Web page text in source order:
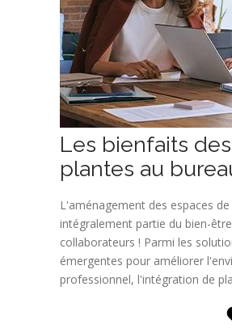
Les bienfaits des
plantes au
L'aménagement des espaces
intégralement partie du bien-
collaborateurs ! Parmi les
émergentes pour améliorer
professionnel, l'intégration de